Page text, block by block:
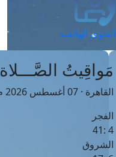
الفتوى الهاتفية
مَواقِيتُ الصَّـــلاة
القاهرة · 07 أغسطس 2026 م
الفجر
4 :41
الشروق